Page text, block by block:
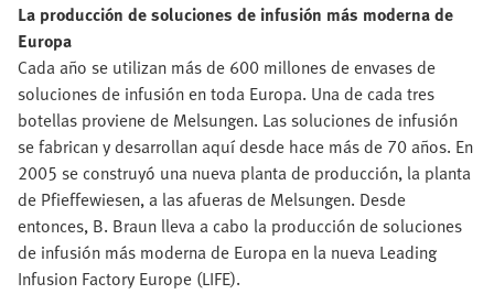
La producción de soluciones de infusión más moderna de
Europa
Cada año se utilizan más de 600 millones de envases de
soluciones de infusión en toda Europa. Una de cada tres
botellas proviene de Melsungen. Las soluciones de infusión
se fabrican y desarrollan aquí desde hace más de 70 años. En
2005 se construyó una nueva planta de producción, la planta
de Pfieffewiesen, a las afueras de Melsungen. Desde
entonces, B. Braun lleva a cabo la producción de soluciones
de infusión más moderna de Europa en la nueva Leading
Infusion Factory Europe (LIFE).